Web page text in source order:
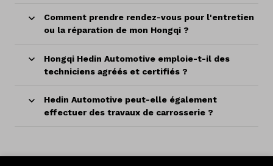
Comment prendre rendez-vous pour l'entretien
ou la réparation de mon Hongqi ?
Hongqi Hedin Automotive emploie-t-il des
techniciens agréés et certifiés ?
Hedin Automotive peut-elle également
effectuer des travaux de carrosserie ?